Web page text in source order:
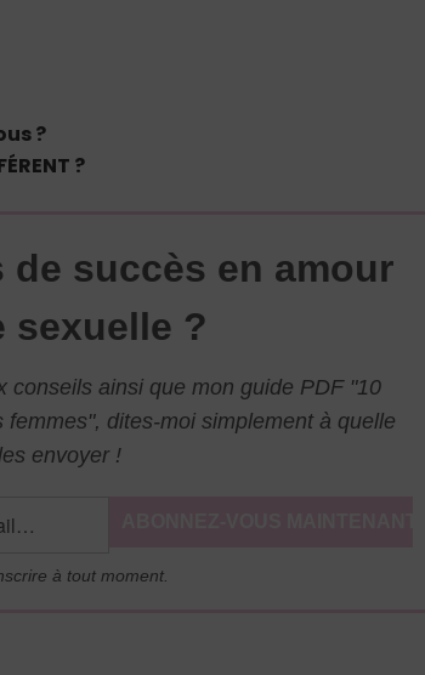
?
?
succès en amour
sexuelle ?
conseils ainsi que mon guide PDF "10
dites-moi simplement à quelle
envoyer !
à tout moment.